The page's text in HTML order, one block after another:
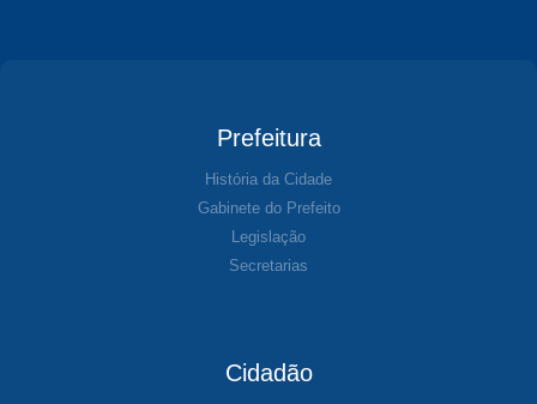
Prefeitura
História da Cidade
Gabinete do Prefeito
Legislação
Secretarias
Cidadão